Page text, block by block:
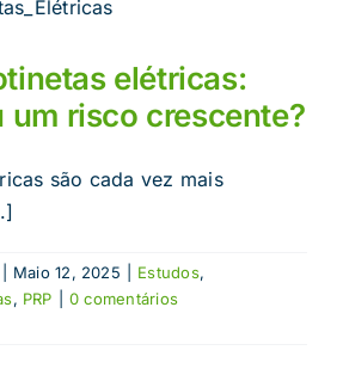
elétricas:
um risco crescente?
são cada vez mais
Maio 12, 2025 Estudos,
, PRP
0 comentários